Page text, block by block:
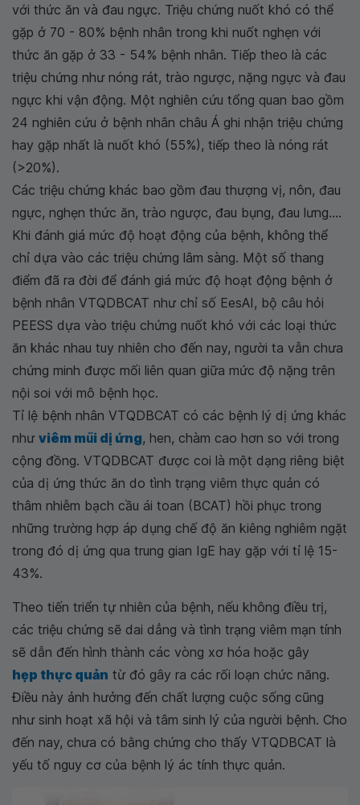
với thức ăn và đau ngực. Triệu chứng nuốt khó có thể
gặp ở 70 - 80% bệnh nhân trong khi nuốt nghẹn với
thức ăn gặp ở 33 - 54% bệnh nhân. Tiếp theo là các
triệu chứng như nóng rát, trào ngược, nặng ngực và đau
ngực khi vận động. Một nghiên cứu tổng quan bao gồm
24 nghiên cứu ở bệnh nhân châu Á ghi nhận triệu chứng
hay gặp nhất là nuốt khó (55%), tiếp theo là nóng rát
(>20%).
Các triệu chứng khác bao gồm đau thượng vị, nôn, đau
ngực, nghẹn thức ăn, trào ngược, đau bụng, đau lưng....
Khi đánh giá mức độ hoạt động của bệnh, không thể
chỉ dựa vào các triệu chứng lâm sàng. Một số thang
điểm đã ra đời để đánh giá mức độ hoạt động bệnh ở
bệnh nhân VTQDBCAT như chỉ số EesAI, bộ câu hỏi
PEESS dựa vào triệu chứng nuốt khó với các loại thức
ăn khác nhau tuy nhiên cho đến nay, người ta vẫn chưa
chứng minh được mối liên quan giữa mức độ nặng trên
nội soi với mô bệnh học.
Tỉ lệ bệnh nhân VTQDBCAT có các bệnh lý dị ứng khác
như viêm műi dị ứng, hen, chàm cao hơn so với trong
cộng đồng. VTQDBCAT được coi là một dạng riêng biệt
của dị ứng thức ăn do tình trạng viêm thực quản có
thâm nhiễm bạch cầu ái toan (BCAT) hồi phục trong
những trường hợp áp dụng chế độ ăn kiêng nghiêm ngặt
trong đó dị ứng qua trung gian IgE hay gặp với tỉ lệ 15-
43%.
Theo tiến triển tự nhiên của bệnh, nếu không điều trị,
các triệu chứng sẽ dai dẳng và tình trạng viêm mạn tính
sẽ dẫn đến hình thành các vòng xơ hóa hoặc gây
hẹp thực quản từ đó gây ra các rối loạn chức năng.
Điều này ảnh hưởng đến chất lượng cuộc sống cũng
như sinh hoạt xã hội và tâm sinh lý của người bệnh. Cho
đến nay, chưa có bằng chứng cho thấy VTQDBCAT là
yếu tố nguy cơ của bệnh lý ác tính thực quản.